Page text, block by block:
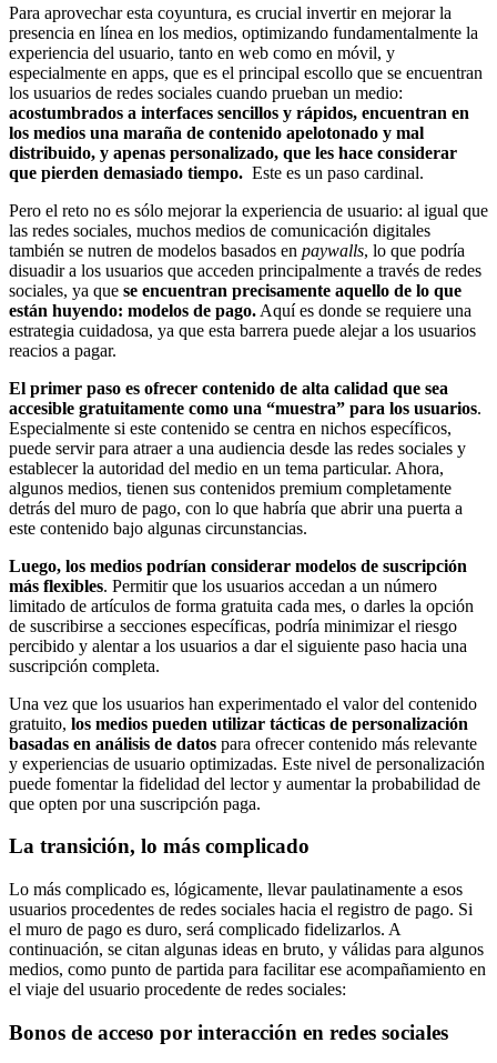
Para aprovechar esta coyuntura, es crucial invertir en mejorar la
presencia en línea en los medios, optimizando fundamentalmente la
experiencia del usuario, tanto en web como en móvil, y
especialmente en apps, que es el principal escollo que se encuentran
los usuarios de redes sociales cuando prueban un medio:
acostumbrados a interfaces sencillos y rápidos, encuentran en
los medios una maraña de contenido apelotonado y mal
distribuido, y apenas personalizado, que les hace considerar
que pierden demasiado tiempo. Este es un paso cardinal.
Pero el reto no es sólo mejorar la experiencia de usuario: al igual que
las redes sociales, muchos medios de comunicación digitales
también se nutren de modelos basados en paywalls, lo que podría
disuadir a los usuarios que acceden principalmente a través de redes
sociales, ya que se encuentran precisamente aquello de lo que
están huyendo: modelos de pago. Aquí es donde se requiere una
estrategia cuidadosa, ya que esta barrera puede alejar a los usuarios
reacios a pagar.
El primer paso es ofrecer contenido de alta calidad que sea
accesible gratuitamente como una “muestra” para los usuarios.
Especialmente si este contenido se centra en nichos específicos,
puede servir para atraer a una audiencia desde las redes sociales y
establecer la autoridad del medio en un tema particular. Ahora,
algunos medios, tienen sus contenidos premium completamente
detrás del muro de pago, con lo que habría que abrir una puerta a
este contenido bajo algunas circunstancias.
Luego, los medios podrían considerar modelos de suscripción
más flexibles. Permitir que los usuarios accedan a un número
limitado de artículos de forma gratuita cada mes, o darles la opción
de suscribirse a secciones específicas, podría minimizar el riesgo
percibido y alentar a los usuarios a dar el siguiente paso hacia una
suscripción completa.
Una vez que los usuarios han experimentado el valor del contenido
gratuito, los medios pueden utilizar tácticas de personalización
basadas en análisis de datos para ofrecer contenido más relevante
y experiencias de usuario optimizadas. Este nivel de personalización
puede fomentar la fidelidad del lector y aumentar la probabilidad de
que opten por una suscripción paga.
La transición, lo más complicado
Lo más complicado es, lógicamente, llevar paulatinamente a esos
usuarios procedentes de redes sociales hacia el registro de pago. Si
el muro de pago es duro, será complicado fidelizarlos. A
continuación, se citan algunas ideas en bruto, y válidas para algunos
medios, como punto de partida para facilitar ese acompañamiento en
el viaje del usuario procedente de redes sociales:
Bonos de acceso por interacción en redes sociales